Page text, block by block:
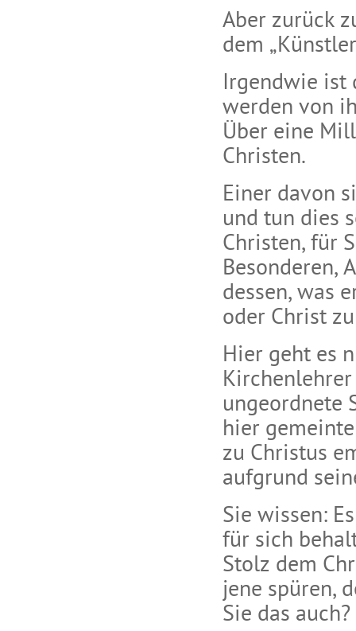
Aber zurück
dem
Irgendwie ist
werden von
Über eine
Christen.
Einer davon
und tun dies
Christen, für
Besonderen,
dessen, was
oder Christ
Hier geht es
ungeordnete
hier
zu Christus
aufgrund
Sie wissen:
für sich
Stolz dem
jene spüren,
Sie das auch?